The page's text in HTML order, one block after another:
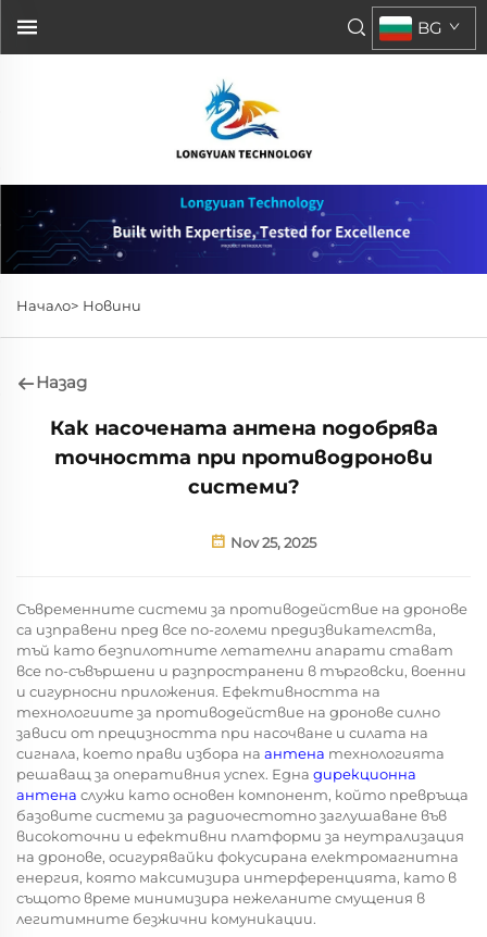
BG
Начало> Новини
Назад
Как насочената антена подобрява
точността при противодронови
системи?
Nov 25, 2025
Съвременните системи за противодействие на дронове
са изправени пред все по-големи предизвикателства,
тъй като безпилотните летателни апарати стават
все по-съвършени и разпространени в търговски, военни
и сигурносни приложения. Ефективността на
технологиите за противодействие на дронове силно
зависи от прецизността при насочване и силата на
сигнала, което прави избора на антена технологията
решаващ за оперативния успех. Една дирекционна
антена служи като основен компонент, който превръща
базовите системи за радиочестотно заглушаване във
високоточни и ефективни платформи за неутрализация
на дронове, осигурявайки фокусирана електромагнитна
енергия, която максимизира интерференцията, като в
същото време минимизира нежеланите смущения в
легитимните безжични комуникации.